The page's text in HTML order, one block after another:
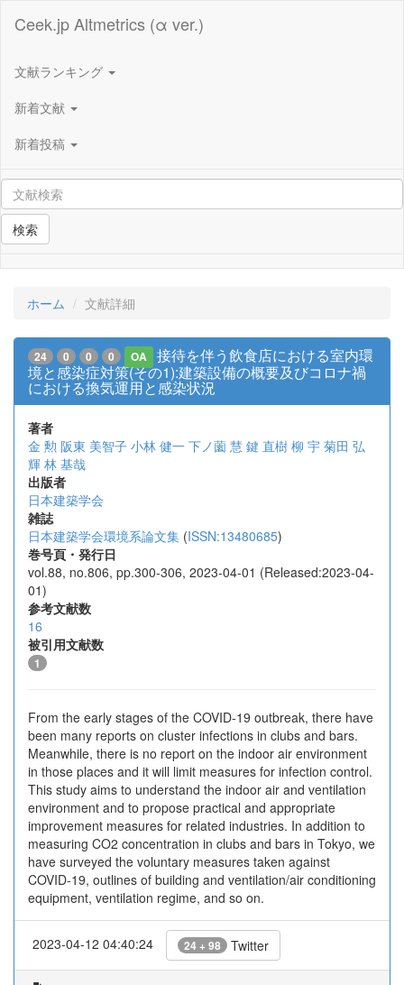
Ceek.jp Altmetrics (α ver.)
文献ランキング
新着文献
新着投稿
検索
ホーム 文献詳細
24 0 0 0 OA
接待を伴う飲食店における室内環
境と感染症対策(その1):建築設備の概要及びコロナ禍
における換気運用と感染状況
著者
金 勲 阪東 美智子 小林 健一 下ノ薗 慧 鍵 直樹 柳 宇 菊田 弘
輝 林 基哉
出版者
日本建築学会
雑誌
日本建築学会環境系論文集 (ISSN:13480685)
巻号頁・発行日
vol.88, no.806, pp.300-306, 2023-04-01 (Released:2023-04-
01)
参考文献数
16
被引用文献数
1
From the early stages of the COVID-19 outbreak, there have
been many reports on cluster infections in clubs and bars.
Meanwhile, there is no report on the indoor air environment
in those places and it will limit measures for infection control.
This study aims to understand the indoor air and ventilation
environment and to propose practical and appropriate
improvement measures for related industries. In addition to
measuring CO2 concentration in clubs and bars in Tokyo, we
have surveyed the voluntary measures taken against
COVID-19, outlines of building and ventilation/air conditioning
equipment, ventilation regime, and so on.
2023-04-12 04:40:24 24 + 98 Twitter